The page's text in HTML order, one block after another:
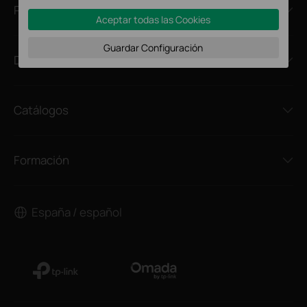
Prensa
Dónde Comprar
Catálogos
Formación
España / español
Aceptar todas las Cookies
Guardar Configuración